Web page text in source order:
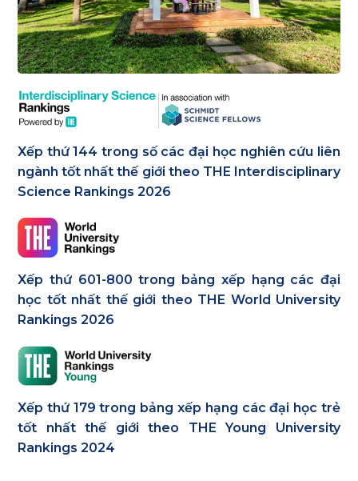
Xếp thứ 144 trong số các đại học nghiên cứu liên
ngành tốt nhất thế giới theo THE Interdisciplinary
Science Rankings 2026
Xếp thứ 601-800 trong bảng xếp hạng các đại
học tốt nhất thế giới theo THE World University
Rankings 2026
Xếp thứ 179 trong bảng xếp hạng các đại học trẻ
tốt nhất thế giới theo THE Young University
Rankings 2024